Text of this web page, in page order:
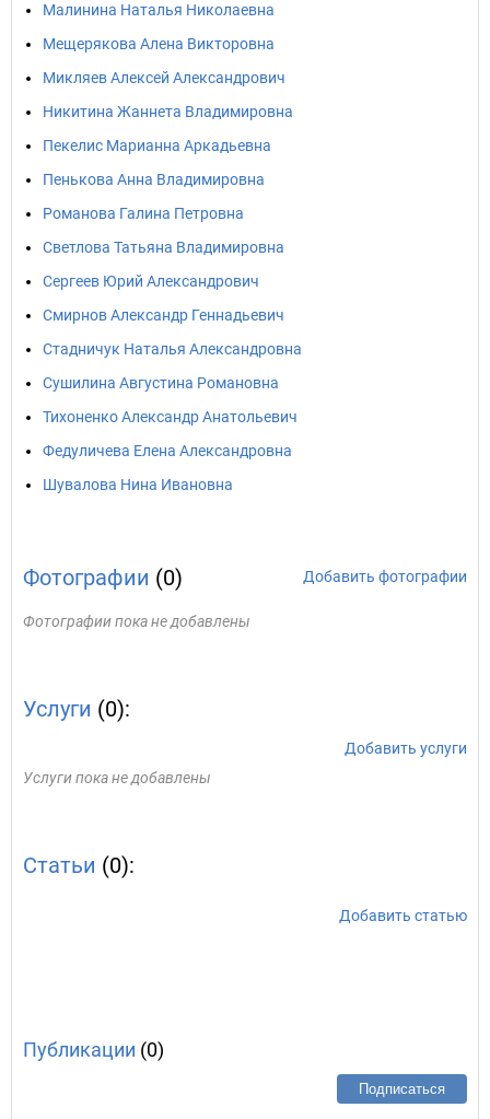
Малинина Наталья Николаевна
Мещерякова Алена Викторовна
Микляев Алексей Александрович
Никитина Жаннета Владимировна
Пекелис Марианна Аркадьевна
Пенькова Анна Владимировна
Романова Галина Петровна
Светлова Татьяна Владимировна
Сергеев Юрий Александрович
Смирнов Александр Геннадьевич
Стадничук Наталья Александровна
Сушилина Августина Романовна
Тихоненко Александр Анатольевич
Федуличева Елена Александровна
Шувалова Нина Ивановна
Фотографии (0) Добавить фотографии
Фотографии пока не добавлены
Услуги (0):
Добавить услуги
Услуги пока не добавлены
Статьи (0):
Добавить статью
Публикации (0)
Подписаться